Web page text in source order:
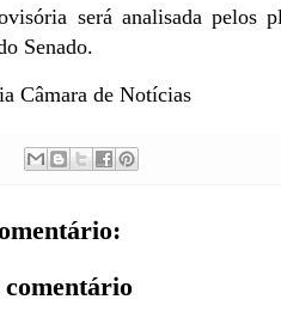
será analisada pelos
Senado.
Câmara de Notícias